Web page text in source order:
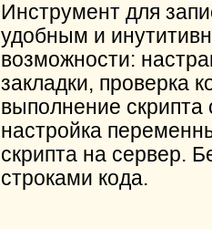
Инструмент для
удобным и
возможности:
закладки, проверка
выполнение скрипта
настройка
скрипта на сервер.
строками кода.